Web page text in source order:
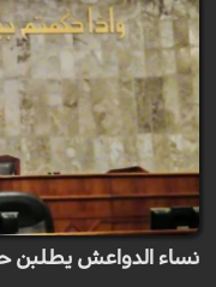
نساء الدواعش يطلبن